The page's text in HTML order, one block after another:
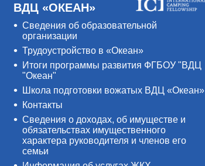
ВДЦ «ОКЕАН»
Сведения об образовательной
организации
Трудоустройство в «Океан»
Итоги программы развития ФГБОУ "ВДЦ
"Океан"
Школа подготовки вожатых ВДЦ «Океан»
Контакты
Сведения о доходах, об имуществе и
обязательствах имущественного
характера руководителя и членов его
семьи